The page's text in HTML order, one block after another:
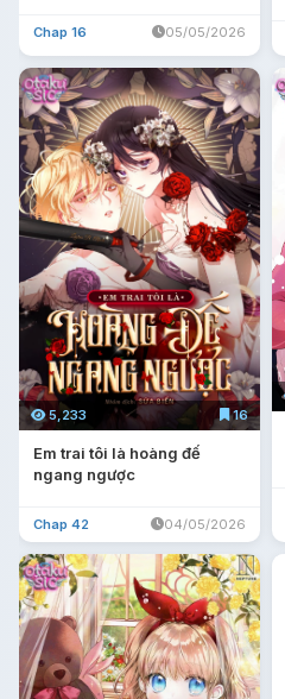
Chap 16 05/05/2026
5,233 16
Em trai tôi là hoàng đế
ngang ngược
Chap 42 04/05/2026